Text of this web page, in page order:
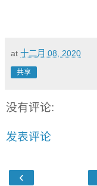
at 十二月 08, 2020
共享
没有评论:
发表评论
‹